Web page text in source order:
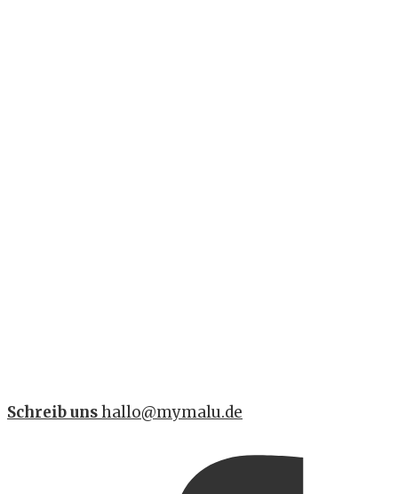
Schreib unshallo@mymalu.de